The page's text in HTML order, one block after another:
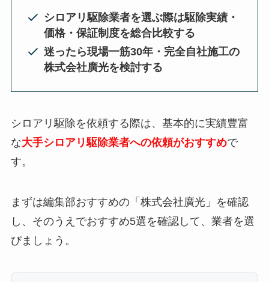
シロアリ駆除業者を選ぶ際は駆除実績・
価格・保証制度を総合比較する
迷ったら現場一筋30年・完全自社施工の
株式会社廣光を検討する
シロアリ駆除を依頼する際は、基本的に実績豊富
な大手シロアリ駆除業者への依頼がおすすめで
す。
まずは編集部おすすめの「株式会社廣光」を確認
し、そのうえでおすすめ5選を確認して、業者を選
びましょう。